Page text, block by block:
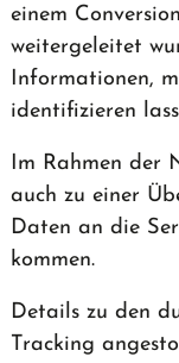
einem
weitergeleitet
Informationen,
identifizieren
Im Rahmen der
auch zu einer
Daten an die
kommen.
Details zu den
Tracking